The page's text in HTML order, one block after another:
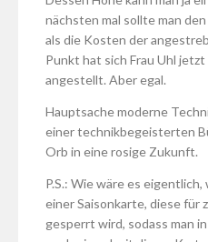
nächsten mal sollte man
als die Kosten der
Punkt hat sich Frau Uhl
angestellt. Aber egal.
Hauptsache moderne
einer technikbegeisterten
Orb in eine rosige Zukunft.
P.S.: Wie wäre es
einer Saisonkarte, diese für
gesperrt wird, sodass man